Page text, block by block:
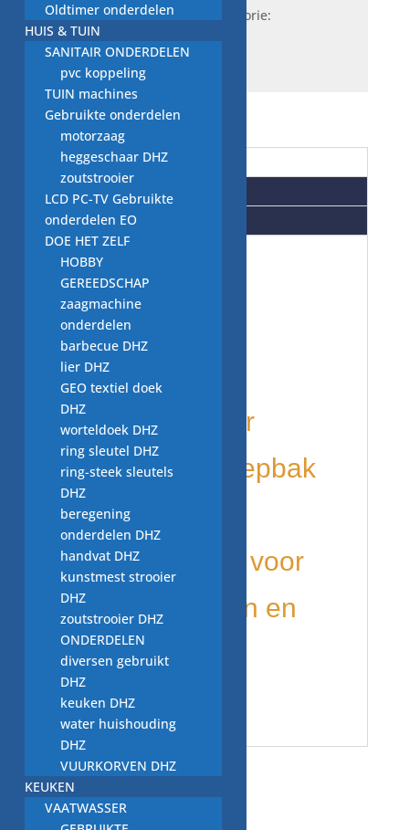
SKU:W85K..12726
Categorie:
zeepbak schakelaar WM
Beschrijving
Aanvullende informatie
Beoordelingen (0)
wasmachine
onderdelen:
tweedehands
thermoactuator
schakelaar zeepbak
100332.07K
wordt gebruikt voor
diverse merken en
modellen o.a.
Nordland
Gerelateerde producten
Oldtimer onderdelen
HUIS & TUIN
SANITAIR ONDERDELEN
pvc koppeling
TUIN machines
Gebruikte onderdelen
motorzaag
heggeschaar DHZ
zoutstrooier
LCD PC-TV Gebruikte
onderdelen EO
DOE HET ZELF
HOBBY
GEREEDSCHAP
zaagmachine
onderdelen
barbecue DHZ
lier DHZ
GEO textiel doek
DHZ
worteldoek DHZ
ring sleutel DHZ
ring-steek sleutels
DHZ
beregening
onderdelen DHZ
handvat DHZ
kunstmest strooier
DHZ
zoutstrooier DHZ
ONDERDELEN
diversen gebruikt
DHZ
keuken DHZ
water huishouding
DHZ
VUURKORVEN DHZ
KEUKEN
VAATWASSER